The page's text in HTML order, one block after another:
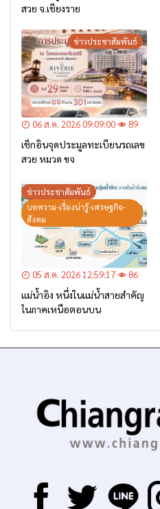
สวย จ.เชียงราย
ข่าวประชาสัมพันธ์
06 ส.ค. 2026 09:09:00 89
เช็กอินจุดประมูลทะเบียนรถเลข
สวย หมวด ขจ
ข่าวประชาสัมพันธ์
บทความ-เรื่องน่ารู้-เศรษฐกิจ-
สังคม
05 ส.ค. 2026 12:59:17 86
แม่น้ำอิง หนึ่งในแม่น้ำสายสำคัญ
ในภาคเหนือตอนบน